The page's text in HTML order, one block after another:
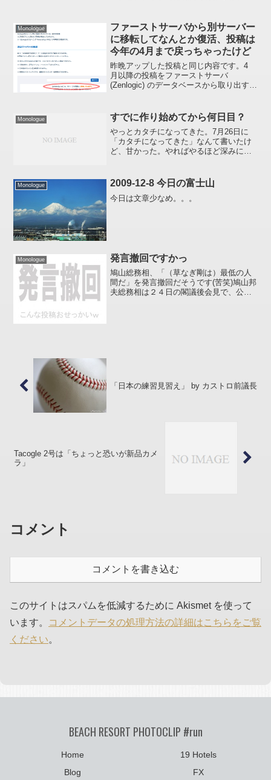
Monologue
ファーストサーバから別サーバー
に移転してなんとか復活、投稿は
今年の4月まで戻っちゃったけど
昨晩アップした投稿と同じ内容です。4
月以降の投稿をファーストサーバ
(Zenlogic) のデータベースから取り出すこ
ゴメンナサイ。--- 以下、昨晩の投稿 -...
Monologue すでに作り始めてから何日目？
やっとカタチになってきた。7月26日に
「カタチになってきた」なんて書いたけ
ど、甘かった。やればやるほど深みには
示されなくなっちゃうし。BACKUPは必
Monologue 2009-12-8 今日の富士山
今日は文章少なめ。。。
Monologue 発言撤回ですかっ
鳩山総務相、「（草なぎ剛は）最低の人
間だ」を発言撤回だそうです(苦笑)鳩山邦
夫総務相は２４日の閣議後会見で、公然
「日本の練習見習え」 by カストロ前議長
Tacogle 2号は「ちょっと恐いが新品カメ
ラ」
コメント
コメントを書き込む
このサイトはスパムを低減するために Akismet を使って
います。
コメントデータの処理方法の詳細はこちらをご覧
ください。
BEACH RESORT PHOTOCLIP #run
Home
19 Hotels
Blog
FX